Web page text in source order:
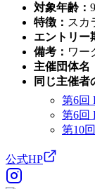
対象年齢 ：
特徴 ： スカ
エントリー
備考 ： ワー
主催団体名
同じ主催者
第6回
第6回
第10
公式HP